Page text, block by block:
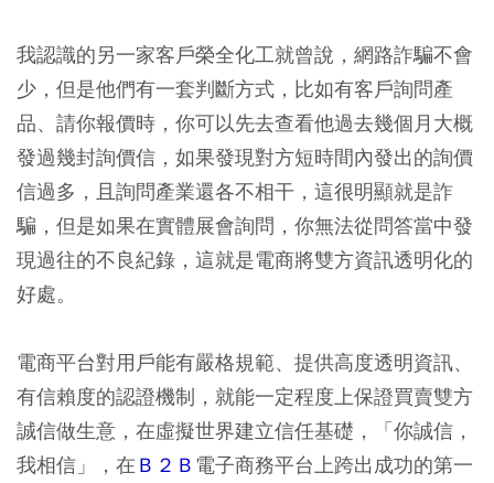
我認識的另一家客戶榮全化工就曾說，網路詐騙不會
少，但是他們有一套判斷方式，比如有客戶詢問產
品、請你報價時，你可以先去查看他過去幾個月大概
發過幾封詢價信，如果發現對方短時間內發出的詢價
信過多，且詢問產業還各不相干，這很明顯就是詐
騙，但是如果在實體展會詢問，你無法從問答當中發
現過往的不良紀錄，這就是電商將雙方資訊透明化的
好處。
電商平台對用戶能有嚴格規範、提供高度透明資訊、
有信賴度的認證機制，就能一定程度上保證買賣雙方
誠信做生意，在虛擬世界建立信任基礎，「你誠信，
我相信」，在 Ｂ２Ｂ 電子商務平台上跨出成功的第一